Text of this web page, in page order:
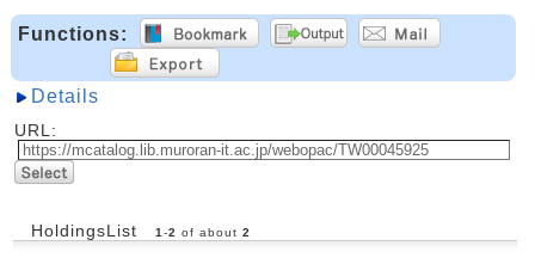
Functions:
Details
URL:
HoldingsList 1-2 of about 2